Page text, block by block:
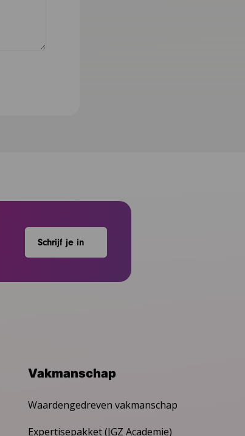
Schrijf je in
Vakmanschap
Waardengedreven vakmanschap
Expertisepakket (JGZ Academie)